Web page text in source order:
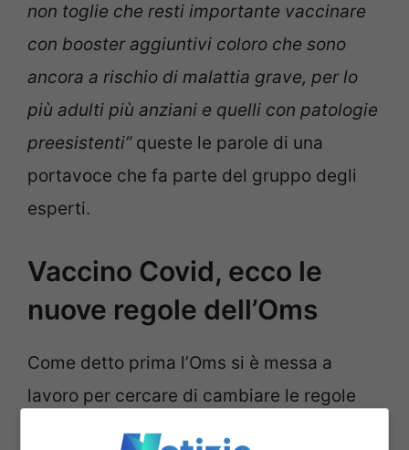
non toglie che resti importante vaccinare
con booster aggiuntivi coloro che sono
ancora a rischio di malattia grave, per lo
più adulti più anziani e quelli con patologie
preesistenti” queste le parole di una
portavoce che fa parte del gruppo degli
esperti.
Vaccino Covid, ecco le
nuove regole dell’Oms
Come detto prima l’Oms si è messa a
lavoro per cercare di cambiare le regole
che riguardano il vaccino da Covid,